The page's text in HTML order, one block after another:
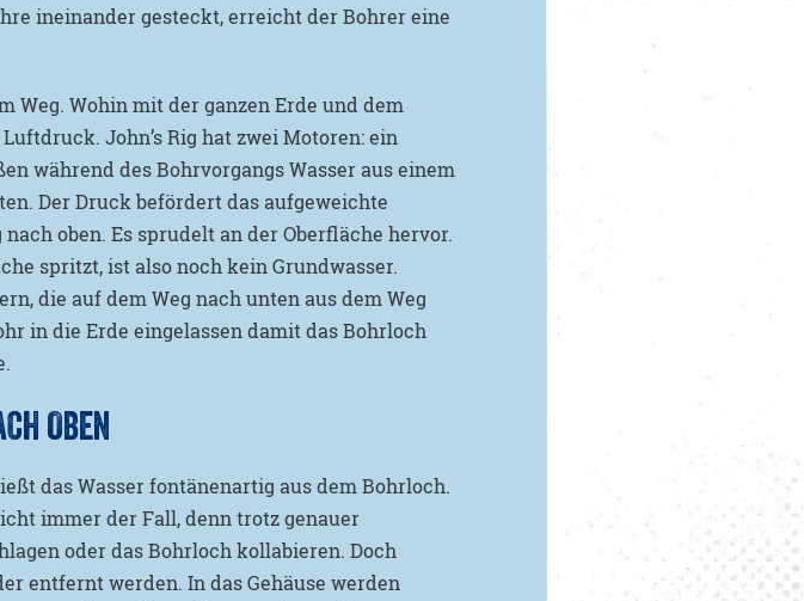
ineinander gesteckt, erreicht der Bohrer eine
Weg. Wohin mit der ganzen Erde und dem
John’s Rig hat zwei Motoren: ein
während des Bohrvorgangs Wasser aus einem
Der Druck befördert das aufgeweichte
oben. Es sprudelt an der Oberfläche hervor.
spritzt, ist also noch kein Grundwasser.
die auf dem Weg nach unten aus dem Weg
in die Erde eingelassen damit das Bohrloch
OBEN
das Wasser fontänenartig aus dem Bohrloch.
immer der Fall, denn trotz genauer
oder das Bohrloch kollabieren. Doch
entfernt werden. In das Gehäuse werden